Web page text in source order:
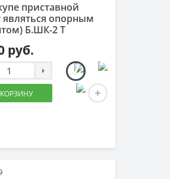
приставной
опорным
Б.ШК-2 Т
руб.